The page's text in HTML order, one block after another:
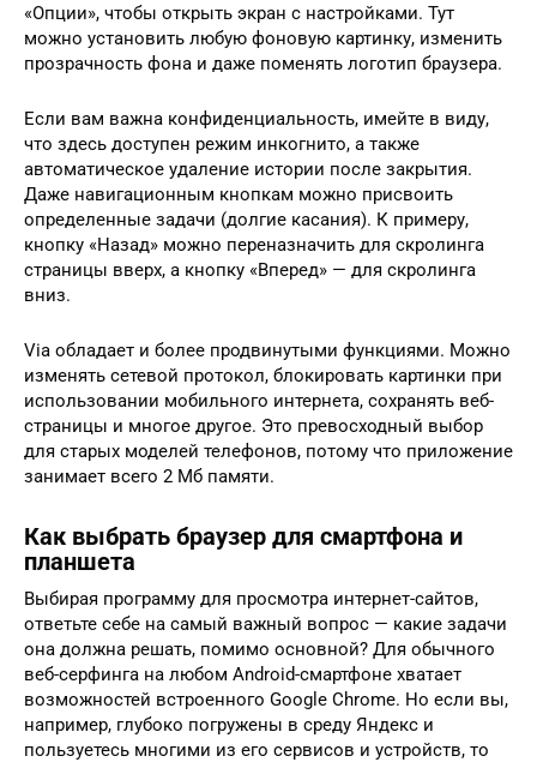
«Опции», чтобы открыть экран с настройками. Тут
можно установить любую фоновую картинку, изменить
прозрачность фона и даже поменять логотип браузера.
Если вам важна конфиденциальность, имейте в виду,
что здесь доступен режим инкогнито, а также
автоматическое удаление истории после закрытия.
Даже навигационным кнопкам можно присвоить
определенные задачи (долгие касания). К примеру,
кнопку «Назад» можно переназначить для скролинга
страницы вверх, а кнопку «Вперед» — для скролинга
вниз.
Via обладает и более продвинутыми функциями. Можно
изменять сетевой протокол, блокировать картинки при
использовании мобильного интернета, сохранять веб-
страницы и многое другое. Это превосходный выбор
для старых моделей телефонов, потому что приложение
занимает всего 2 Мб памяти.
Как выбрать браузер для смартфона и
планшета
Выбирая программу для просмотра интернет-сайтов,
ответьте себе на самый важный вопрос — какие задачи
она должна решать, помимо основной? Для обычного
веб-серфинга на любом Android-смартфоне хватает
возможностей встроенного Google Chrome. Но если вы,
например, глубоко погружены в среду Яндекс и
пользуетесь многими из его сервисов и устройств, то